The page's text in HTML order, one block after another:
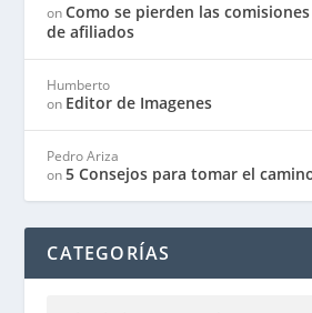
onComo se pierden las
de afiliados
Humberto
on Editor de Imagenes
Pedro Ariza
on5 Consejos para tomar el
CATEGORÍAS